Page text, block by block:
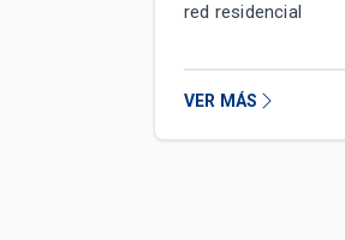
red residencial
VER MÁS